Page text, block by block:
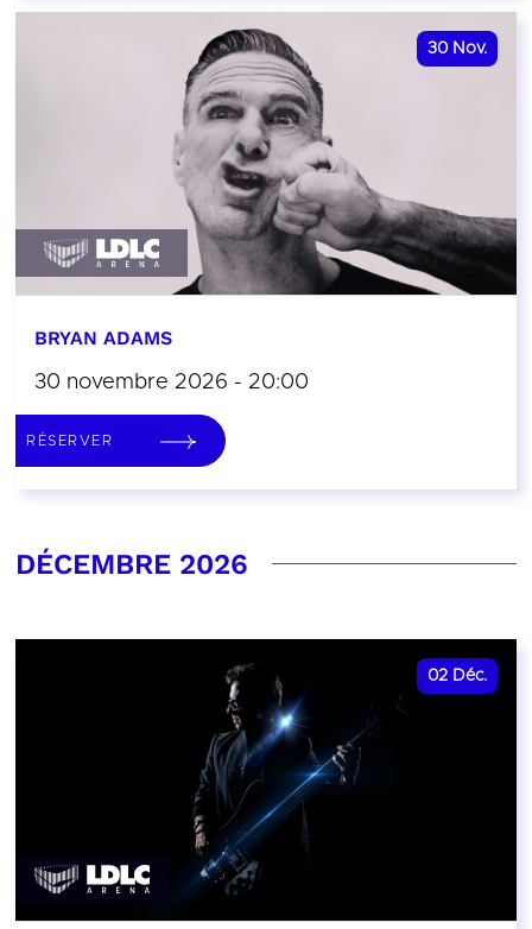
30 Nov.
BRYAN ADAMS
30 novembre 2026 - 20:00
RÉSERVER
DÉCEMBRE 2026
02 Déc.